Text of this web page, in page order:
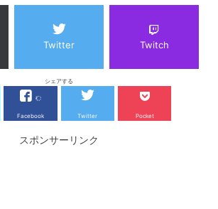
Twitter Twitch
シェアする
Facebook Twitter Pocket
スポンサーリンク